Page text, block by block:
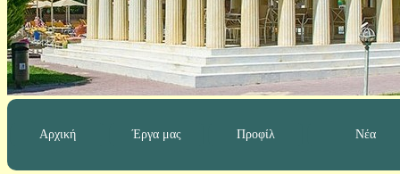
Αρχική Έργα μας Προφίλ Νέα